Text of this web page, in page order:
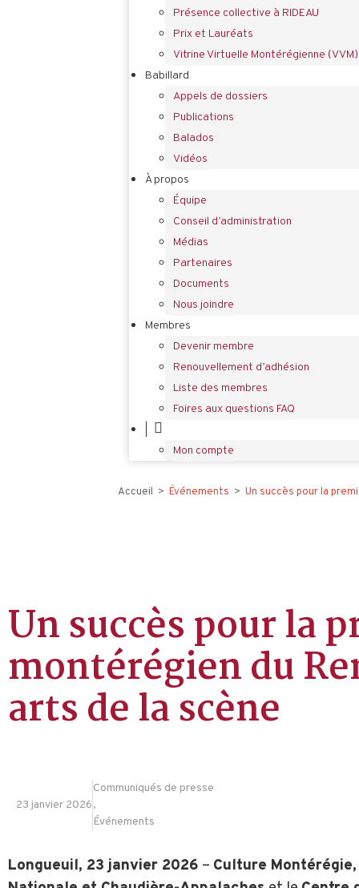
Présence collective à RIDEAU
Prix et Lauréats
Vitrine Virtuelle Montérégienne (VVM)
Babillard
Appels de dossiers
Publications
Balados
Vidéos
À propos
Équipe
Conseil d’administration
Médias
Partenaires
Documents
Nous joindre
Membres
Devenir membre
Renouvellement d’adhésion
Liste des membres
Foires aux questions FAQ
Mon compte
Accueil > Événements > Un succès pour la
Un succès pour la
montérégien du
arts de la scène
23 janvier 2026
Communiqués de presse
,
Événements
Longueuil, 23 janvier 2026 – Culture Montérégie,